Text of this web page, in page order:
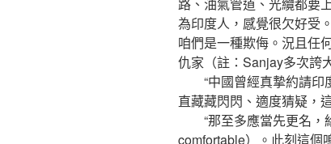
路、油氣管道、光纜都要
為印度人，感覺很欠好受
咱們是一種欺侮。況且任
仇家（註：Sanjay多次誇
“中國曾經真摯約請印
直藏藏閃閃、適度猜疑，
“那至多應當先更名，
comfortable）。此刻這個